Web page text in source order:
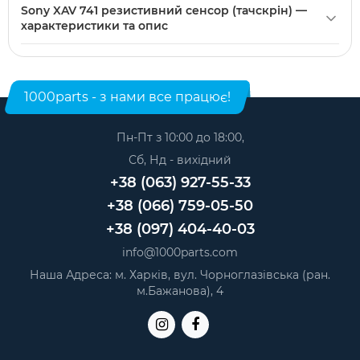
кріплення перед встановленням.
шлейфу може відрізнятися від фото — це впливає на
можливість підключення без подовжувачів чи
купити в нашому інтернет-магазині. Категорія:
Sony XAV 741 резистивний сенсор (тачскрін) —
характеристики та опис
1000parts - з нами все працює!
Пн-Пт з 10:00 до 18:00,
Сб, Нд - вихідний
+38 (063) 927-55-33
+38 (066) 759-05-50
+38 (097) 404-40-03
info@1000parts.com
Наша Адреса: м. Харків, вул. Чорноглазівська (ран.
м.Бажанова), 4